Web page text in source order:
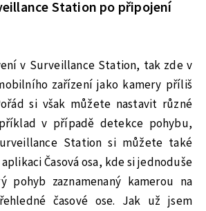
Station po připojení
v Surveillance Station, tak zde v
zařízení jako kamery příliš
si však můžete nastavit různé
v případě detekce pohybu,
Station si můžete také
Časová osa, kde si jednoduše
pohyb zaznamenaný kamerou na
časové ose. Jak už jsem